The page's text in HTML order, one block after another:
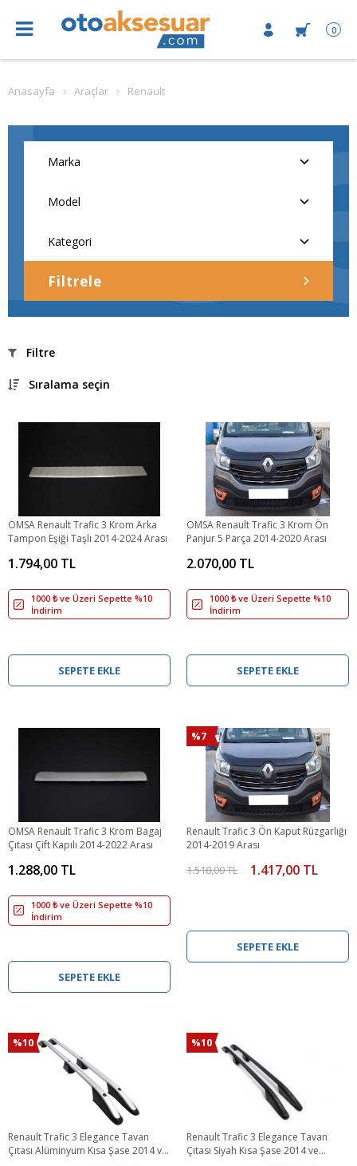
0
Anasayfa Araçlar Renault
Filtrele
Filtre
Sıralama seçin
OMSA Renault Trafic 3 Krom Arka
Tampon Eşiği Taşlı 2014-2024 Arası
1.794,00 TL
1000 ₺ ve Üzeri Sepette %10
İndirim
SEPETE EKLE
OMSA Renault Trafic 3 Krom Ön
Panjur 5 Parça 2014-2020 Arası
2.070,00 TL
1000 ₺ ve Üzeri Sepette %10
İndirim
SEPETE EKLE
OMSA Renault Trafic 3 Krom Bagaj
Çıtası Çift Kapılı 2014-2022 Arası
1.288,00 TL
1000 ₺ ve Üzeri Sepette %10
İndirim
SEPETE EKLE
%7
Renault Trafic 3 Ön Kaput Rüzgarlığı
2014-2019 Arası
1.518,00 TL 1.417,00 TL
SEPETE EKLE
%10
Renault Trafic 3 Elegance Tavan
Çıtası Alüminyum Kısa Şase 2014 ve
%10
Renault Trafic 3 Elegance Tavan
Çıtası Siyah Kısa Şase 2014 ve